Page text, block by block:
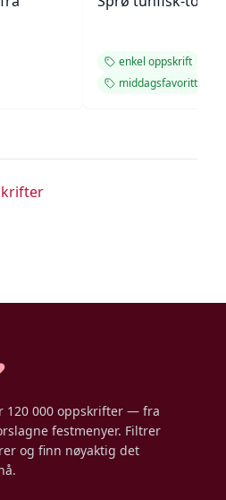
enkel oppskrift
middagsfavoritt
120 000 oppskrifter — fra
festmenyer. Filtrer
og finn nøyaktig det